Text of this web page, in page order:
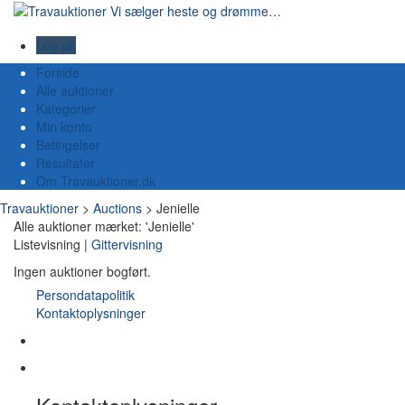
Log på
Forside
Alle auktioner
Kategorier
Min konto
Betingelser
Resultater
Om Travauktioner.dk
Travauktioner > Auctions > Jenielle
Alle auktioner mærket: 'Jenielle'
Listevisning | Gittervisning
Ingen auktioner bogført.
Persondatapolitik
Kontaktoplysninger